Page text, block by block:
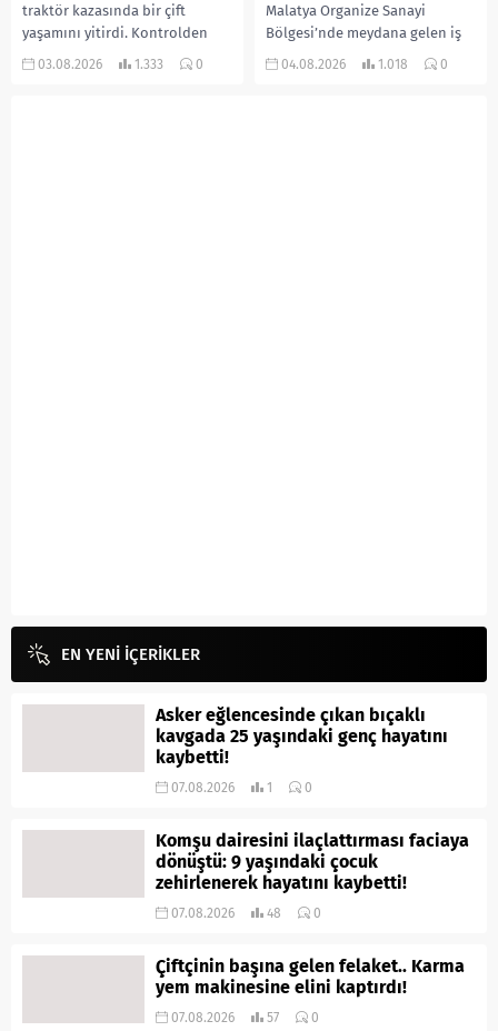
traktör kazasında bir çift
yaşamını yitirdi. Kontrolden
çıkarak devrilen traktörün
03.08.2026 1.333 0
Malatya Organize Sanayi
Bölgesi’nde meydana gelen iş
kazasında, pres makinesine
04.08.2026 1.018 0
EN YENİ İÇERİKLER
Asker eğlencesinde çıkan bıçaklı
kavgada 25 yaşındaki genç hayatını
kaybetti!
07.08.2026 1 0
Komşu dairesini ilaçlattırması faciaya
dönüştü: 9 yaşındaki çocuk
zehirlenerek hayatını kaybetti!
07.08.2026 48 0
Çiftçinin başına gelen felaket.. Karma
yem makinesine elini kaptırdı!
07.08.2026 57 0